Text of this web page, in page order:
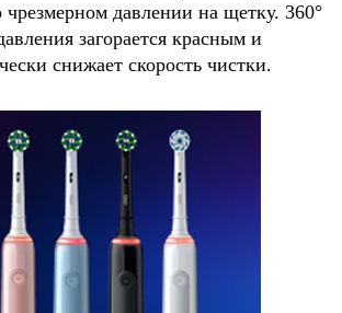
чрезмерном давлении на щетку. 360°
загорается красным и
снижает скорость чистки.